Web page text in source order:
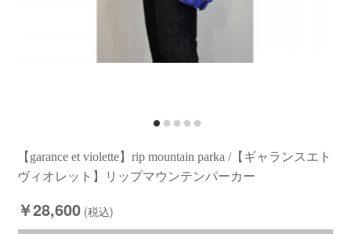
【garance et violette】rip mountain parka /【ギャランスエト
ヴィオレット】リップマウンテンパーカー
￥28,600 (税込)